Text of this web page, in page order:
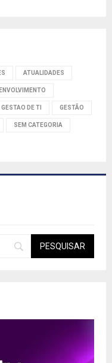
ATUALIDADES
GESTAO DE TI GESTÃO
SEM CATEGORIA